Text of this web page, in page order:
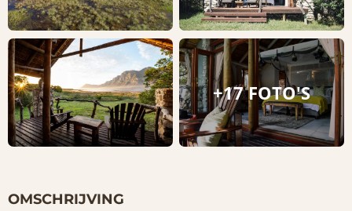
+17 FOTO'S
OMSCHRIJVING